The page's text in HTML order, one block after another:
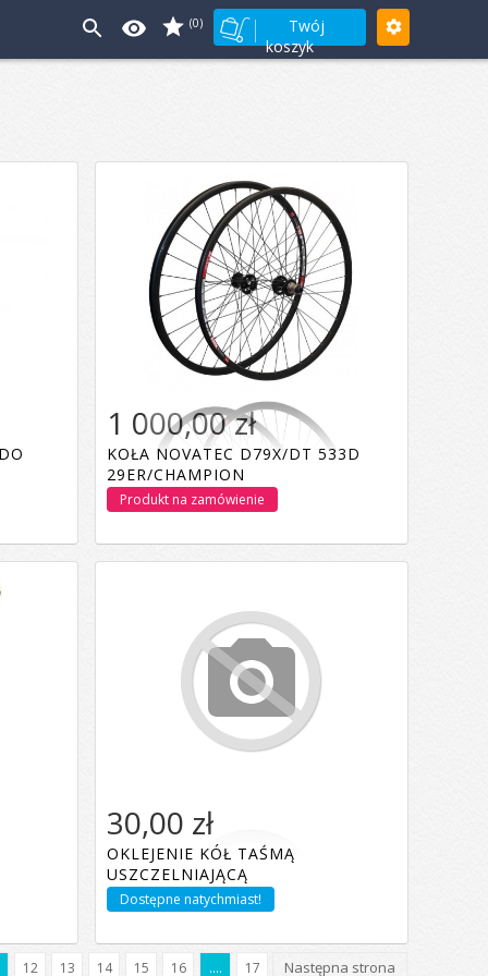
(0)
Twój
koszyk
1 000,00 zł
KOŁA NOVATEC D79X/DT 533D
29ER/CHAMPION
Produkt na zamówienie
Dodaj do koszyka
30,00 zł
OKLEJENIE KÓŁ TAŚMĄ
USZCZELNIAJĄCĄ
Dostępne natychmiast!
12 13 14 15 16 .... 17 Następna strona